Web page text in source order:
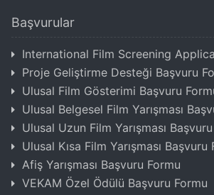
Başvurular
International Film Screening
Proje Geliştirme Desteği Başvuru
Ulusal Film Gösterimi Başvuru
Ulusal Belgesel Film Yarışması
Ulusal Uzun Film Yarışması
Ulusal Kısa Film Yarışması Başvuru
Afiş Yarışması Başvuru Formu
VEKAM Özel Ödülü Başvuru Formu